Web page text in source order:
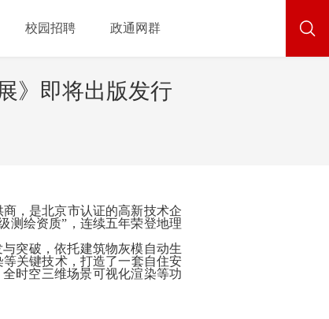
校园招聘 政通网群
》即将出版发行
，是北京市认证的高新技术企
测绘资质”，连续五年荣登地理
突破，依托建筑物灰模自动生
关键技术，打造了一套自住安
时空三维场景可视化渲染等功